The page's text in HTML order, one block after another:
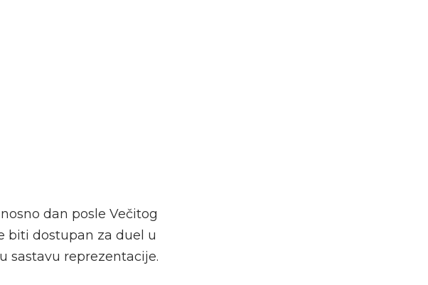
dan posle Večitog
biti dostupan za duel u
sastavu reprezentacije.